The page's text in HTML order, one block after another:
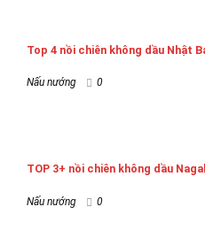
Top 4 nồi chiên không dầu Nhật
Nấu nướng 0
TOP 3+ nồi chiên không dầu
Nấu nướng 0